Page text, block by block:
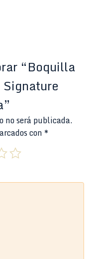
“Boquilla
no será publicada.
con *